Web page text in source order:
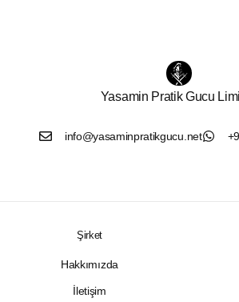
Yasamin Pratik Gucu
info@yasaminpratikgucu.net
Şirket
Hakkımızda
İletişim